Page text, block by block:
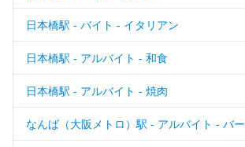
日本橋駅 - バイト - イタリアン
日本橋駅 - アルバイト - 和食
日本橋駅 - アルバイト - 焼肉
なんば（大阪メトロ）駅 - アルバイト - バー